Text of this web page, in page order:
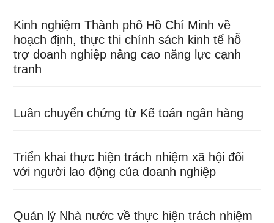
Kinh nghiệm Thành phố Hồ Chí Minh về
hoạch định, thực thi chính sách kinh tế hỗ
trợ doanh nghiệp nâng cao năng lực cạnh
tranh
Luân chuyển chứng từ Kế toán ngân hàng
Triển khai thực hiện trách nhiệm xã hội đối
với người lao động của doanh nghiệp
Quản lý Nhà nước về thực hiện trách nhiệm